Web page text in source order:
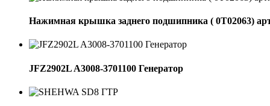
Нажимная крышка заднего подшипника ( 0Т02063)
JFZ2902L A3008-3701100 Генератор